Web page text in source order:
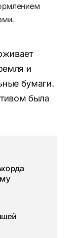
и
бумаги.
была